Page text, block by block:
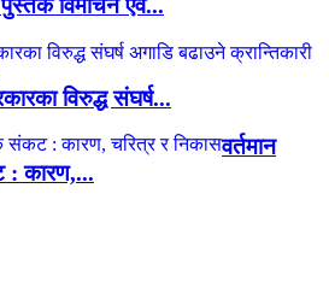
विमोचन एवं...
विरुद्ध संघर्ष...
वर्तमान
: कारण,...